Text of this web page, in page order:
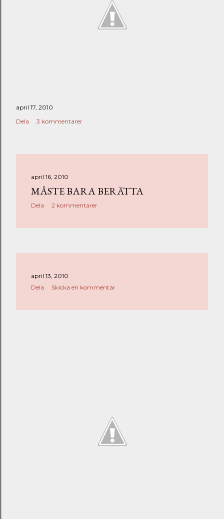
april 17, 2010
Dela
3 kommentarer
april 16, 2010
MÅSTE BARA BERÄTTA
Dela 2 kommentarer
april 13, 2010
Dela
Skicka en kommentar